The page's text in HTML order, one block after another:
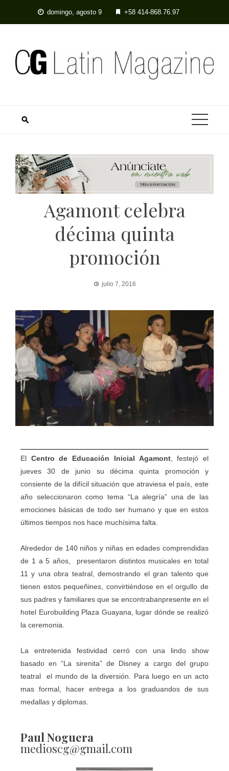
domingo, agosto 9 +58 414-868.76.97
Agamont celebra
décima quinta
promoción
julio 7, 2016
El Centro de Educación Inicial Agamont, festejó el
jueves 30 de junio su décima quinta promoción y
consiente de la difícil situación que atraviesa el país, este
año seleccionaron como tema “La alegría” una de las
emociones básicas de todo ser humano y que en estos
últimos tiempos nos hace muchísima falta.
Alrededor de 140 niños y niñas en edades comprendidas
de 1 a 5 años, presentaron distintos musicales en total
11 y una obra teatral, demostrando el gran talento que
tienen estos pequeñines, convirtiéndose en el orgullo de
sus padres y familiares que se encontrabanpresente en el
hotel Eurobuilding Plaza Guayana, lugar dónde se realizó
la ceremonia.
La entretenida festividad cerró con una lindo show
basado en “La sirenita” de Disney a cargo del grupo
teatral el mundo de la diversión. Para luego en un acto
mas formal, hacer entrega a los graduandos de sus
medallas y diplomas.
Paul Noguera
medioscg@gmail.com